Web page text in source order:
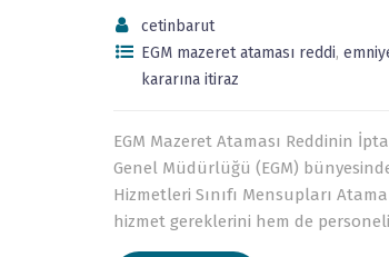
cetinbarut
EGM mazeret ataması reddi,
kararına itiraz
EGM Mazeret Ataması Reddinin
Genel Müdürlüğü (EGM)
Hizmetleri Sınıfı Mensupları
hizmet gereklerini hem de